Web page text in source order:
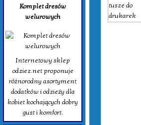
Komplet dresów
welurowych
Internetowy sklep
odziez.net proponuje
różnorodny asortyment
dodatków i odzieży dla
kobiet kochających dobry
gust i komfort.